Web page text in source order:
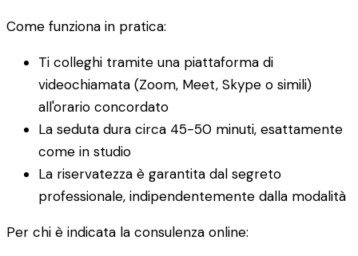
Come funziona in pratica:
Ti colleghi tramite una piattaforma di
videochiamata (Zoom, Meet, Skype o simili)
all'orario concordato
La seduta dura circa 45-50 minuti, esattamente
come in studio
La riservatezza è garantita dal segreto
professionale, indipendentemente dalla modalità
Per chi è indicata la consulenza online: